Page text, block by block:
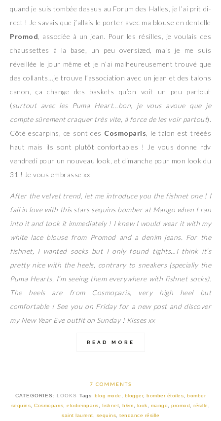
quand je suis tombée dessus au Forum des Halles, je l’ai prit di-
rect ! Je savais que j’allais le porter avec ma blouse en dentelle
Promod , associée à un jean. Pour les résilles, je voulais des
chaussettes à la base, un peu oversized, mais je me suis
réveillée le jour même et je n’ai malheureusement trouvé que
des collants…je trouve l’association avec un jean et des talons
canon, ça change des baskets qu’on voit un peu partout
(surtout avec les Puma Heart…bon, je vous avoue que je
compte sûrement craquer très vite, à force de les voir partout).
Côté escarpins, ce sont des Cosmoparis , le talon est trèèès
haut mais ils sont plutôt confortables ! Je vous donne rdv
vendredi pour un nouveau look, et dimanche pour mon look du
31 ! Je vous embrasse xx
After the velvet trend, let me introduce you the fishnet one ! I
fall in love with this stars sequins bomber at Mango when I ran
into it and took it immediately ! I knew I would wear it with my
white lace blouse from Promod and a denim jeans. For the
fishnet, I wanted socks but I only found tights…I think it’s
pretty nice with the heels, contrary to sneakers (specially the
Puma Hearts, I’m seeing them everywhere with fishnet socks).
The heels are from Cosmoparis, very high heel but
comfortable ! See you on Friday for a new post and discover
my New Year Eve outfit on Sunday ! Kisses xx
READ MORE
7 COMMENTS
CATEGORIES: LOOKS Tags: blog mode blogger, bomber étoiles
bomber
sequins ,Cosmoparis ,elodieinparis fishnet ,h&m look mango ,promod ,résille
saint laurent
sequins tendance résille